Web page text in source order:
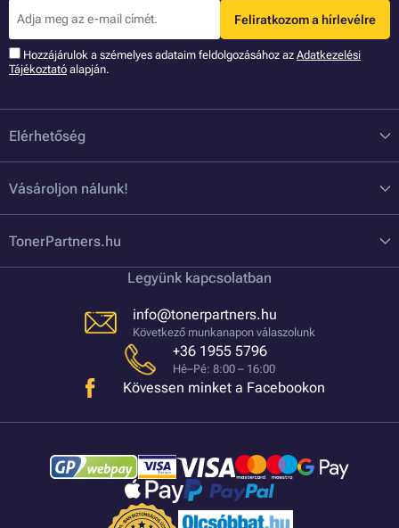
Feliratkozom a hírlevélre
Hozzájárulok a szémelyes adataim feldolgozásához az Adatkezelési
Tájékoztató alapján.
Elérhetőség
Vásároljon nálunk!
TonerPartners.hu
Legyünk kapcsolatban
info@tonerpartners.hu
Következő munkanapon válaszolunk
+36 1955 5796
Hé–Pé: 8:00 – 16:00
Kövessen minket a Facebookon